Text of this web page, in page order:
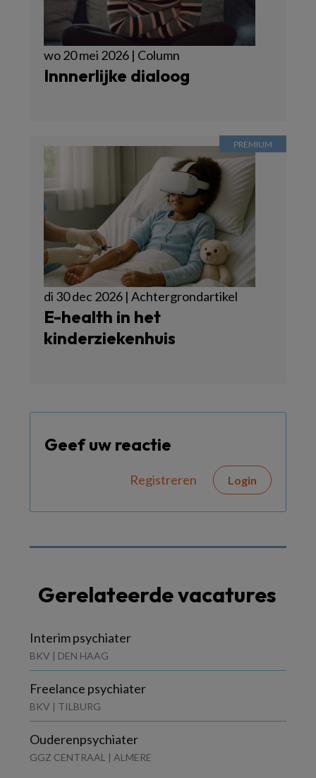
wo 20 mei 2026 | Column
Innnerlijke dialoog
di 30 dec 2026 | Achtergrondartikel
E-health in het
kinderziekenhuis
Geef uw reactie
Registreren Login
Gerelateerde vacatures
Interim psychiater
BKV | DEN HAAG
Freelance psychiater
BKV | TILBURG
Ouderenpsychiater
GGZ CENTRAAL | ALMERE